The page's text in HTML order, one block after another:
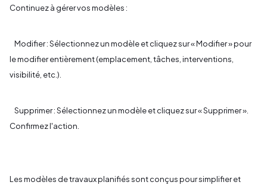
Continuez à gérer vos modèles :
Modifier : Sélectionnez un modèle et cliquez sur « Modifier » pour
le modifier entièrement (emplacement, tâches, interventions,
visibilité, etc.).
Supprimer : Sélectionnez un modèle et cliquez sur « Supprimer ».
Confirmez l'action.
Les modèles de travaux planifiés sont conçus pour simplifier et